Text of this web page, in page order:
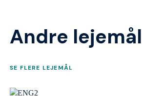
Andre lejemål
SE FLERE LEJEMÅL